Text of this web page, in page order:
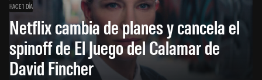
HACE 1 DÍA
Netflix cambia de planes y cancela el
spinoff de El Juego del Calamar de
David Fincher